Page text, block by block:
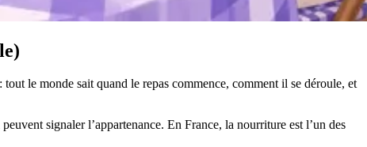
le monde sait quand le repas commence, comment il se déroule, et
signaler l’appartenance. En France, la nourriture est l’un des